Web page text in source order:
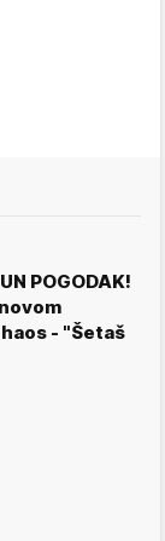
POGODAK!
haos - "Šetaš